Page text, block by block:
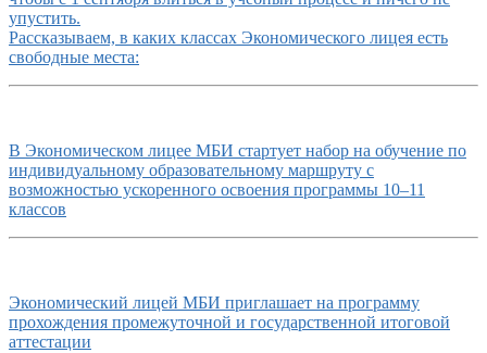
упустить.
Рассказываем, в каких классах Экономического лицея есть
свободные места:
В Экономическом лицее МБИ стартует набор на обучение по
индивидуальному образовательному маршруту с
возможностью ускоренного освоения программы 10–11
классов
Экономический лицей МБИ приглашает на программу
прохождения промежуточной и государственной итоговой
аттестации